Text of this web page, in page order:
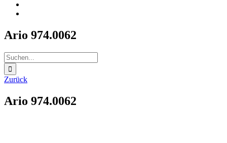
Ario 974.0062
Suche
nach:
Zurück
Ario 974.0062